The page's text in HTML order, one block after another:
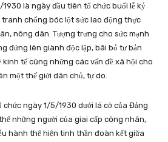
là ngày đầu tiên tổ chức buổi lễ kỷ
chống bóc lột sức lao động thực
nông dân. Tượng trưng cho sức mạnh
đứng lên giành độc lập, bãi bỏ tư bản
kinh tế cũng những các vấn đề xã hội cho
một thế giới dân chủ, tự do.
chức ngày 1/5/1930 dưới lá cờ của Đảng
những người của giai cấp công nhân,
hành thể hiện tinh thần đoàn kết giữa